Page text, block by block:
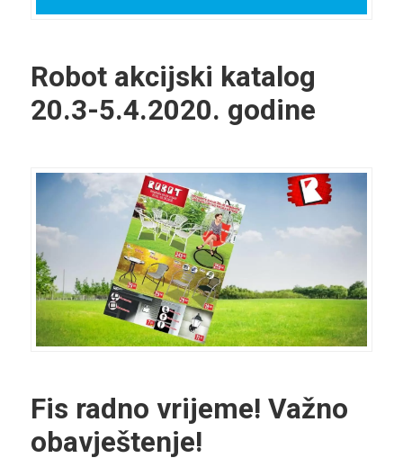
Robot akcijski katalog
20.3-5.4.2020. godine
Fis radno vrijeme! Važno
obavještenje!